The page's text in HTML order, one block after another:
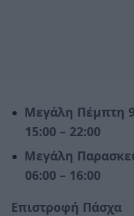
Μεγάλη Πέμπτη
15:00 – 22:00
Μεγάλη
06:00 – 16:00
Επιστροφή Πάσχα